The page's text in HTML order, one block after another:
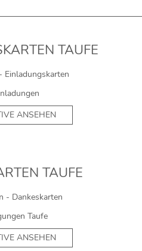
TAUFE
ANSEHEN
TAUFE
Taufe
ANSEHEN